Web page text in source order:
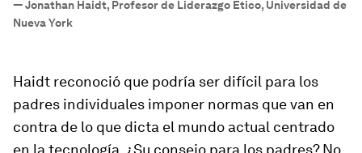
—Jonathan Haidt, Profesor de Liderazgo Ético, Universidad de
Nueva York
Haidt reconoció que podría ser difícil para los
padres individuales imponer normas que van en
contra de lo que dicta el mundo actual centrado
en la tecnología. ¿Su consejo para los padres? No